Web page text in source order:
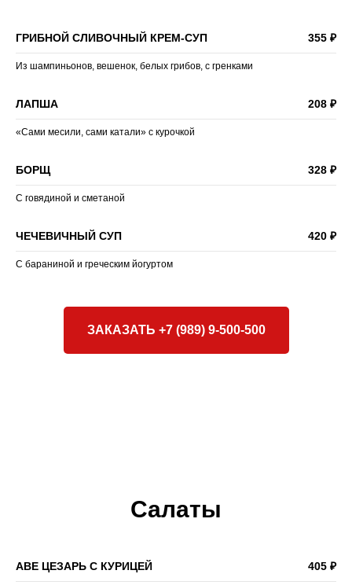
ГРИБНОЙ СЛИВОЧНЫЙ КРЕМ-СУП 355 ₽
Из шампиньонов, вешенок, белых грибов, с гренками
ЛАПША 208 ₽
«Сами месили, сами катали» с курочкой
БОРЩ 328 ₽
С говядиной и сметаной
ЧЕЧЕВИЧНЫЙ СУП 420 ₽
С бараниной и греческим йогуртом
ЗАКАЗАТЬ +7 (989) 9-500-500
Салаты
АВЕ ЦЕЗАРЬ С КУРИЦЕЙ 405 ₽